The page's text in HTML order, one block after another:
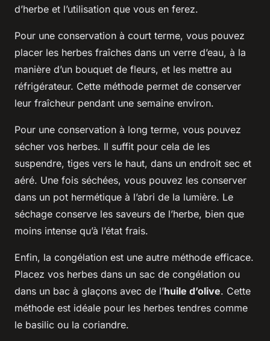
d’herbe et l’utilisation que vous en ferez.
Pour une conservation à court terme, vous pouvez
placer les herbes fraîches dans un verre d’eau, à la
manière d’un bouquet de fleurs, et les mettre au
réfrigérateur. Cette méthode permet de conserver
leur fraîcheur pendant une semaine environ.
Pour une conservation à long terme, vous pouvez
sécher vos herbes. Il suffit pour cela de les
suspendre, tiges vers le haut, dans un endroit sec et
aéré. Une fois séchées, vous pouvez les conserver
dans un pot hermétique à l’abri de la lumière. Le
séchage conserve les saveurs de l’herbe, bien que
moins intense qu’à l’état frais.
Enfin, la congélation est une autre méthode efficace.
Placez vos herbes dans un sac de congélation ou
dans un bac à glaçons avec de l’huile d’olive. Cette
méthode est idéale pour les herbes tendres comme
le basilic ou la coriandre.